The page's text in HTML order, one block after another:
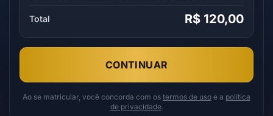
Total R$ 120,00
CONTINUAR
Ao se matricular, você concorda com os termos de uso e a política
de privacidade.